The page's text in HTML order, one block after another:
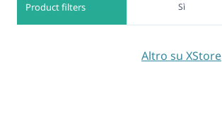
Product filters Sì
Altro su XStore